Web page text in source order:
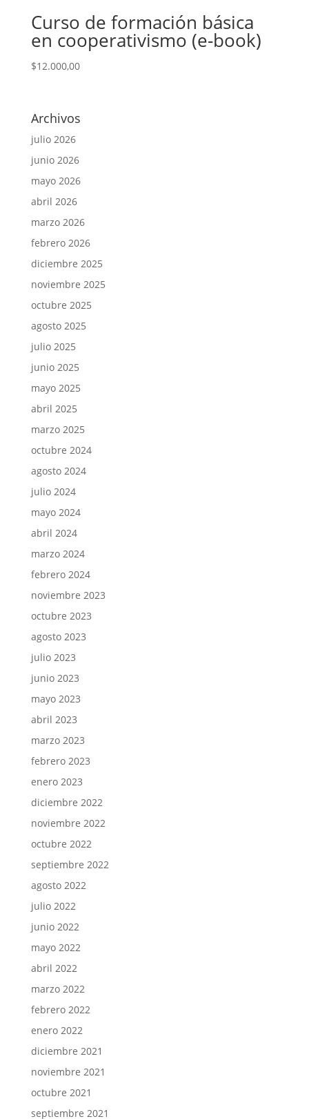
Curso de formación básica
en cooperativismo (e-book)
$12.000,00
Archivos
julio 2026
junio 2026
mayo 2026
abril 2026
marzo 2026
febrero 2026
diciembre 2025
noviembre 2025
octubre 2025
agosto 2025
julio 2025
junio 2025
mayo 2025
abril 2025
marzo 2025
octubre 2024
agosto 2024
julio 2024
mayo 2024
abril 2024
marzo 2024
febrero 2024
noviembre 2023
octubre 2023
agosto 2023
julio 2023
junio 2023
mayo 2023
abril 2023
marzo 2023
febrero 2023
enero 2023
diciembre 2022
noviembre 2022
octubre 2022
septiembre 2022
agosto 2022
julio 2022
junio 2022
mayo 2022
abril 2022
marzo 2022
febrero 2022
enero 2022
diciembre 2021
noviembre 2021
octubre 2021
septiembre 2021